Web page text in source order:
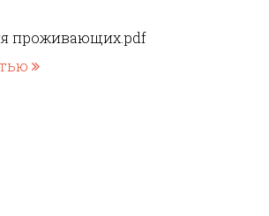
проживающих.pdf